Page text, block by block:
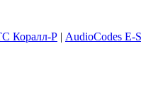
Коралл-Р | AudioCodes E-